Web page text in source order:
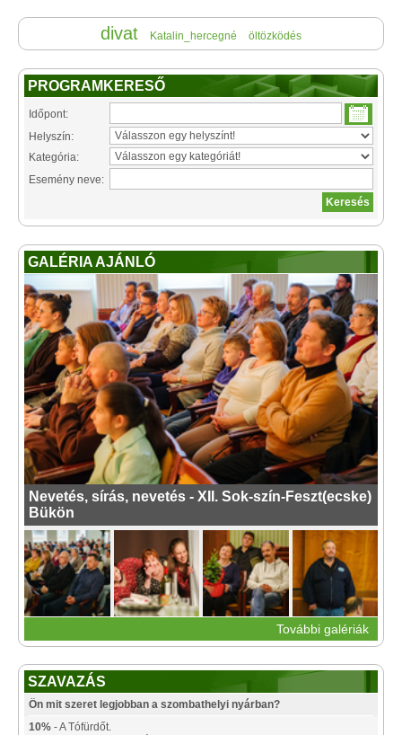
divat Katalin_hercegné öltözködés
PROGRAMKERESŐ
Időpont:
Helyszín:
Kategória:
Esemény neve:
GALÉRIA AJÁNLÓ
Nevetés, sírás, nevetés - XII. Sok-szín-Feszt(ecske)
Bükön
További galériák
SZAVAZÁS
Ön mit szeret legjobban a szombathelyi nyárban?
10% - A Tófürdőt.